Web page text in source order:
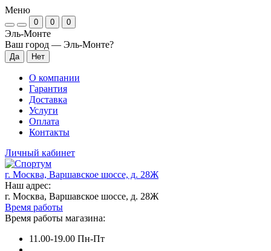
Меню
0 0 0
Эль-Монте
Ваш город — Эль-Монте?
О компании
Гарантия
Доставка
Услуги
Оплата
Контакты
Личный кабинет
г. Москва, Варшавское шоссе, д. 28Ж
Наш адрес:
г. Москва, Варшавское шоссе, д. 28Ж
Время работы
Время работы магазина:
11.00-19.00 Пн-Пт